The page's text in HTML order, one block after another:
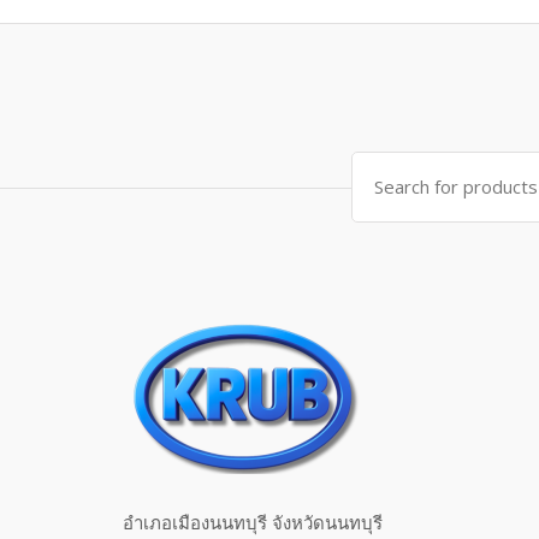
Search for:
อำเภอเมืองนนทบุรี จังหวัดนนทบุรี